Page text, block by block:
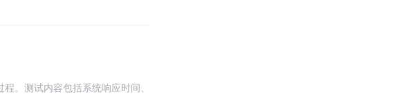
还需考虑响应式设计，确保在不
。测试内容包括系统响应时间、